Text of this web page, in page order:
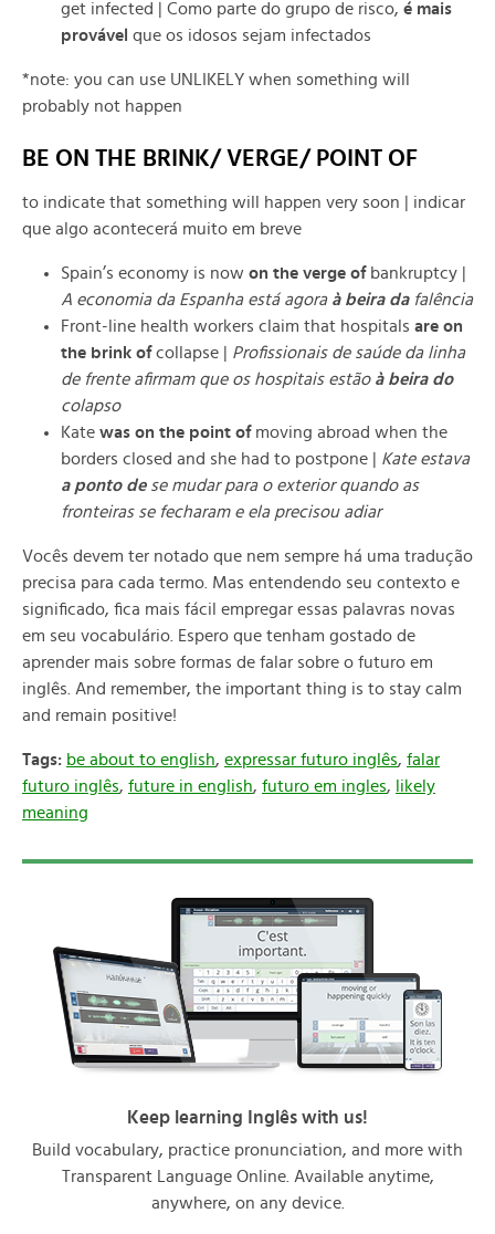
get infected | Como parte do grupo de risco, é mais
provável que os idosos sejam infectados
*note: you can use UNLIKELY when something will
probably not happen
BE ON THE BRINK/ VERGE/ POINT OF
to indicate that something will happen very soon | indicar
que algo acontecerá muito em breve
Spain’s economy is now on the verge of bankruptcy |
A economia da Espanha está agora à beira dafalência
Front-line health workers claim that hospitals are on
the brink ofcollapse | Profissionais de saúde da linha
de frente afirmam que os hospitais estão à beira do
colapso
Kate was on the point of moving abroad when the
borders closed and she had to postpone | Kate estava
a ponto de se mudar para o exterior quando as
fronteiras se fecharam e ela precisou adiar
Vocês devem ter notado que nem sempre há uma tradução
precisa para cada termo. Mas entendendo seu contexto e
significado, fica mais fácil empregar essas palavras novas
em seu vocabulário. Espero que tenham gostado de
aprender mais sobre formas de falar sobre o futuro em
inglês. And remember, the important thing is to stay calm
and remain positive!
Tags: be about to english, expressar futuro inglês, falar
futuro inglês, future in english, futuro em ingles,
likely
meaning
Keep learning Inglês with us!
Build vocabulary, practice pronunciation, and more with
Transparent Language Online. Available anytime,
anywhere, on any device.